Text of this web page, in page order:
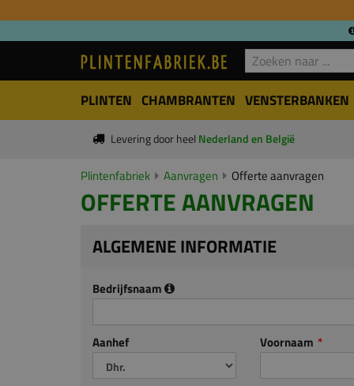
PLINTEN CHAMBRANTEN VENSTERBANKEN
Levering door heel Nederland en België
Plintenfabriek Aanvragen Offerte aanvragen
OFFERTE AANVRAGEN
ALGEMENE INFORMATIE
Bedrijfsnaam
Aanhef Voornaam